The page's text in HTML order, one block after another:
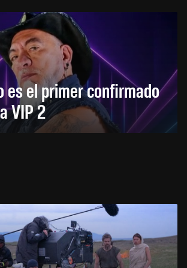
es el primer confirmado
VIP 2